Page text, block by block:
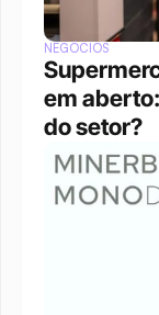
NEGÓCIOS
em
do setor?